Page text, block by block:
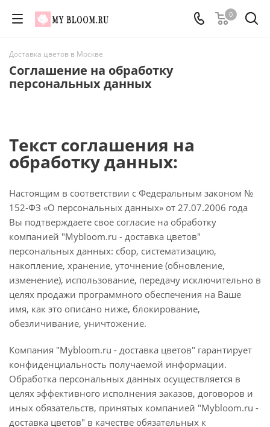
0
Доставка цветов в Москве
Соглашение на обработку
персональных данных
Текст соглашения на
обработку данных:
Настоящим в соответствии с Федеральным законом №
152-ФЗ «О персональных данных» от 27.07.2006 года
Вы подтверждаете свое согласие на обработку
компанией "Mybloom.ru - доставка цветов"
персональных данных: сбор, систематизацию,
накопление, хранение, уточнение (обновление,
изменение), использование, передачу исключительно в
целях продажи программного обеспечения на Ваше
имя, как это описано ниже, блокирование,
обезличивание, уничтожение.
Компания "Mybloom.ru - доставка цветов" гарантирует
конфиденциальность получаемой информации.
Обработка персональных данных осуществляется в
целях эффективного исполнения заказов, договоров и
иных обязательств, принятых компанией "Mybloom.ru -
доставка цветов" в качестве обязательных к